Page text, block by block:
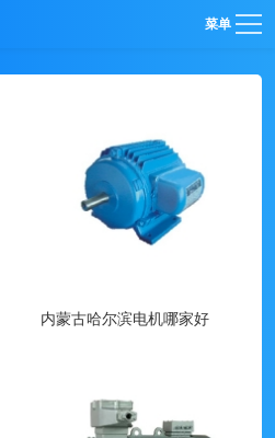
菜单
内蒙古哈尔滨电机哪家好